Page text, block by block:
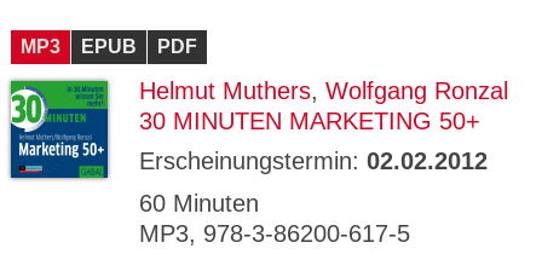
MP3 EPUB PDF
Helmut Muthers, Wolfgang Ronzal
30 MINUTEN MARKETING 50+
Erscheinungstermin: 02.02.2012
60 Minuten
MP3, 978-3-86200-617-5